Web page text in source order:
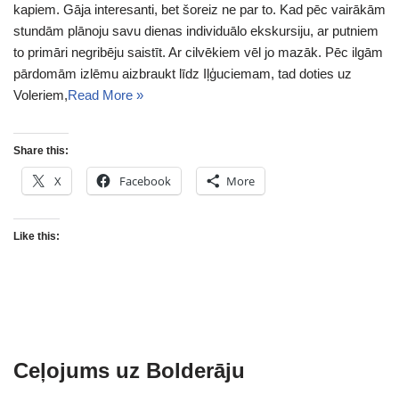
kapiem. Gāja interesanti, bet šoreiz ne par to. Kad pēc vairākām
stundām plānoju savu dienas individuālo ekskursiju, ar putniem
to primāri negribēju saistīt. Ar cilvēkiem vēl jo mazāk. Pēc ilgām
pārdomām izlēmu aizbraukt līdz Iļģuciemam, tad doties uz
Voleriem,Read More »
Share this:
X Facebook More
Like this:
Ceļojums uz Bolderāju